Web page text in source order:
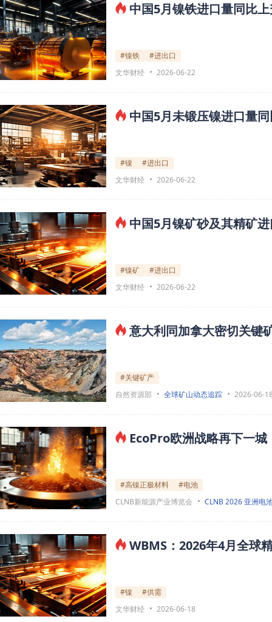
中国5月镍铁进口量同比
#镍铁
#进出口
文华财经
2026-06-22
中国5月未锻压镍进口量
#镍
#进出口
文华财经
2026-06-22
中国5月镍矿砂及其精矿
#镍矿
#进出口
文华财经
2026-06-22
意大利同加拿大密切关键
#关键矿产
自然资源部
全球矿山动态追踪 2026-06-
EcoPro欧洲战略再下一
#高镍正极材料
#电池
CLNB新能源产业博览会
CLNB 2026 亚洲电
WBMS：2026年4月全球
#镍
#供需
文华财经
2026-06-18